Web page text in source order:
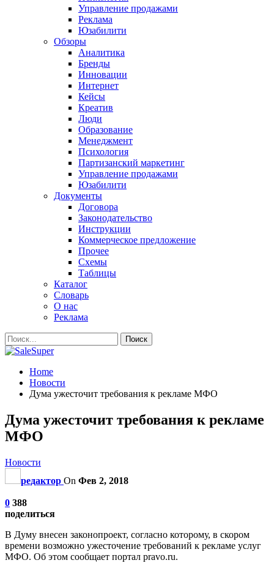
Управление продажами
Реклама
Юзабилити
Обзоры
Аналитика
Бренды
Инновации
Интернет
Кейсы
Креатив
Люди
Образование
Менеджмент
Психология
Партизанский маркетинг
Управление продажами
Юзабилити
Документы
Договора
Законодательство
Инструкции
Коммерческое предложение
Прочее
Схемы
Таблицы
Каталог
Словарь
О нас
Реклама
Home
Новости
Дума ужесточит требования к рекламе МФО
Дума ужесточит требования к рекламе
МФО
Новости
редактор On Фев 2, 2018
0 388
поделиться
В Думу внесен законопроект, согласно которому, в скором
времени возможно ужесточение требований к рекламе услуг
МФО. Об этом сообщает портал pravo.ru.